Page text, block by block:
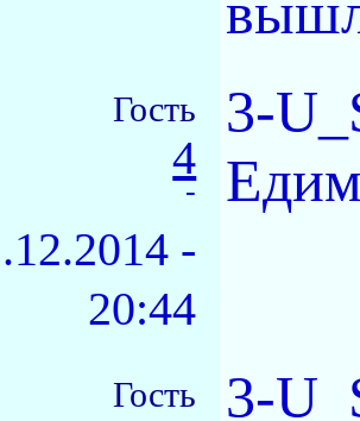
Гость
4
-
-
20:44
3-
Гость 3-